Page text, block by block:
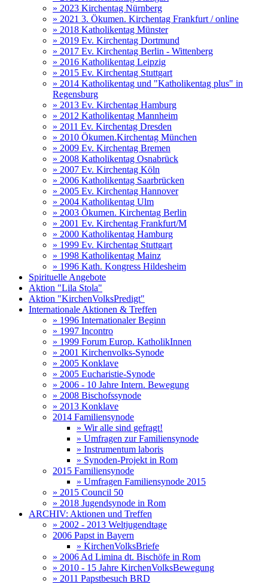
» 2023 Kirchentag Nürnberg
» 2021 3. Ökumen. Kirchentag Frankfurt / online
» 2018 Katholikentag Münster
» 2019 Ev. Kirchentag Dortmund
» 2017 Ev. Kirchentag Berlin - Wittenberg
» 2016 Katholikentag Leipzig
» 2015 Ev. Kirchentag Stuttgart
» 2014 Katholikentag und "Katholikentag plus" in
Regensburg
» 2013 Ev. Kirchentag Hamburg
» 2012 Katholikentag Mannheim
» 2011 Ev. Kirchentag Dresden
» 2010 Ökumen.Kirchentag München
» 2009 Ev. Kirchentag Bremen
» 2008 Katholikentag Osnabrück
» 2007 Ev. Kirchentag Köln
» 2006 Katholikentag Saarbrücken
» 2005 Ev. Kirchentag Hannover
» 2004 Katholikentag Ulm
» 2003 Ökumen. Kirchentag Berlin
» 2001 Ev. Kirchentag Frankfurt/M
» 2000 Katholikentag Hamburg
» 1999 Ev. Kirchentag Stuttgart
» 1998 Katholikentag Mainz
» 1996 Kath. Kongress Hildesheim
Spirituelle Angebote
Aktion "Lila Stola"
Aktion "KirchenVolksPredigt"
Internationale Aktionen & Treffen
» 1996 Internationaler Beginn
» 1997 Incontro
» 1999 Forum Europ. KatholikInnen
» 2001 Kirchenvolks-Synode
» 2005 Konklave
» 2005 Eucharistie-Synode
» 2006 - 10 Jahre Intern. Bewegung
» 2008 Bischofssynode
» 2013 Konklave
2014 Familiensynode
» Wir alle sind gefragt!
» Umfragen zur Familiensynode
» Instrumentum laboris
» Synoden-Projekt in Rom
2015 Familiensynode
» Umfragen Familiensynode 2015
» 2015 Council 50
» 2018 Jugendsynode in Rom
ARCHIV: Aktionen und Treffen
» 2002 - 2013 Weltjugendtage
2006 Papst in Bayern
» KirchenVolksBriefe
» 2006 Ad Limina dt. Bischöfe in Rom
» 2010 - 15 Jahre KirchenVolksBewegung
» 2011 Papstbesuch BRD